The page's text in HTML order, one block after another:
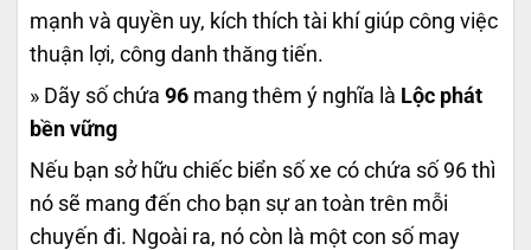
mạnh và quyền uy, kích thích tài khí giúp công việc
thuận lợi, công danh thăng tiến.
» Dãy số chứa 96 mang thêm ý nghĩa là Lộc phát
bền vững
Nếu bạn sở hữu chiếc biển số xe có chứa số 96 thì
nó sẽ mang đến cho bạn sự an toàn trên mỗi
chuyến đi. Ngoài ra, nó còn là một con số may